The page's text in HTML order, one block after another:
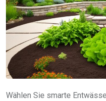
Wählen Sie smarte